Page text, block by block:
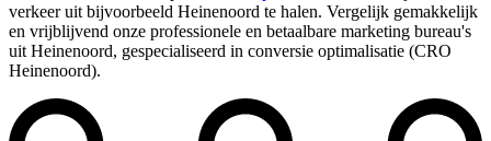
verkeer uit bijvoorbeeld Heinenoord te halen. Vergelijk gemakkelijk
en vrijblijvend onze professionele en betaalbare marketing bureau's
uit Heinenoord, gespecialiseerd in conversie optimalisatie (CRO
Heinenoord).